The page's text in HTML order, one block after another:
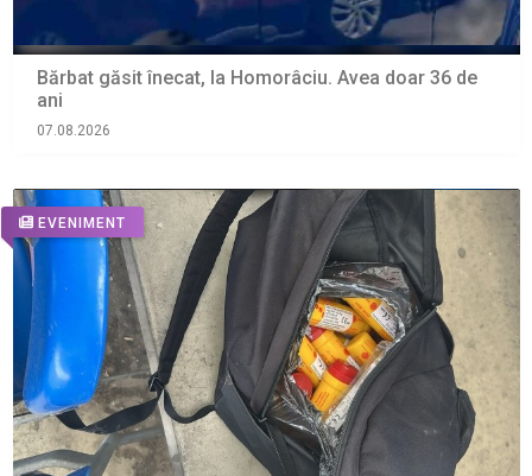
Bărbat găsit înecat, la Homorâciu. Avea doar 36 de
ani
07.08.2026
EVENIMENT